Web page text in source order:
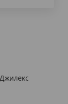
Джилекс